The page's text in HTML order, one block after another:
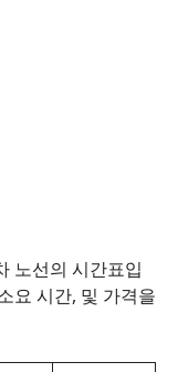
노선의 시간표입
요 시간, 및 가격을